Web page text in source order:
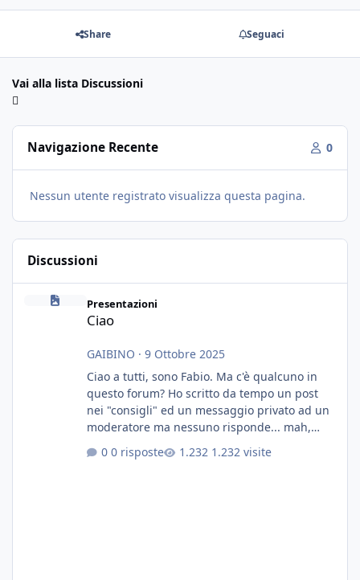
Share Seguaci
Vai alla lista Discussioni
Navigazione Recente 0
Nessun utente registrato visualizza questa pagina.
Discussioni
Presentazioni
Ciao
GAIBINO · 9 Ottobre 2025
Ciao a tutti, sono Fabio. Ma c'è qualcuno in
questo forum? Ho scritto da tempo un post
nei "consigli" ed un messaggio privato ad un
moderatore ma nessuno risponde... mah,
0 risposte 1.232 visite